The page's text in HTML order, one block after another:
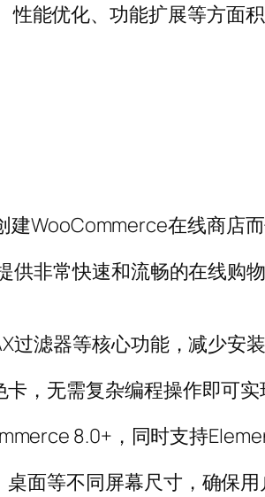
能优化、功能扩展等方面
WooCommerce在线商店
非常快速和流畅的在线购
过滤器等核心功能，减少安
，无需复杂编程操作即可
8.0+，同时支持
面等不同屏幕尺寸，确保